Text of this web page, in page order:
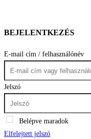
BEJELENTKEZÉS
E-mail cím / felhasználónév
Jelszó
Belépve maradok
Elfelejtett jelszó